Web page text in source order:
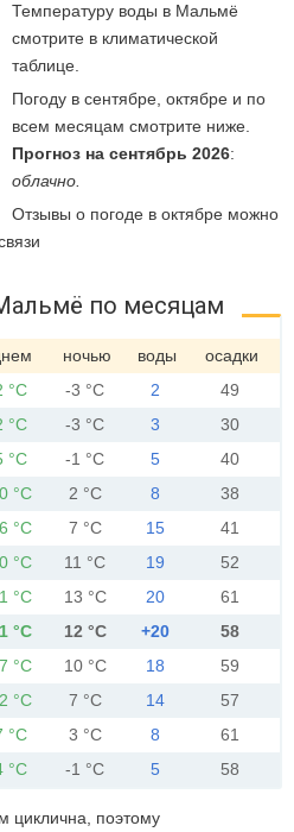
Температуру воды в Мальмё
смотрите в климатической
таблице.
Погоду в сентябре, октябре и по
всем месяцам смотрите ниже.
Прогноз на сентябрь 2026:
облачно.
Отзывы о погоде в октябре можно
по месяцам
ночью воды
осадки
°C -3 °C 2
49
°C -3 °C 3
30
°C -1 °C 5
40
°C 2 °C 8
38
°C 7 °C 15
41
°C 11 °C 19
52
°C 13 °C 20
61
°C 12 °C +20
58
°C 10 °C 18
59
°C 7 °C 14
57
°C 3 °C 8
61
°C -1 °C 5 58
циклична, поэтому